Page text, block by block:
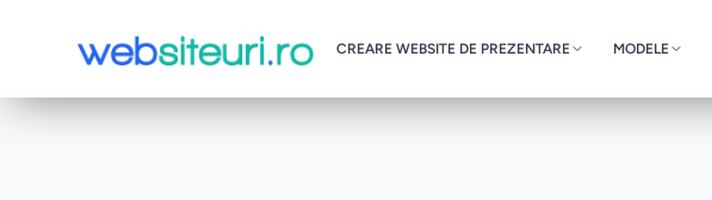
CREARE WEBSITE DE PREZENTARE MODELE